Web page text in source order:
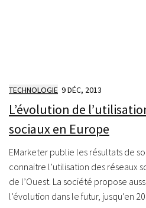
TECHNOLOGIE 9 DÉC, 2013
L’évolution de
sociaux en Europe
EMarketer publie les résultats de
connaitre l’utilisation des réseaux
de l’Ouest. La société propose
l’évolution dans le futur, jusqu’en